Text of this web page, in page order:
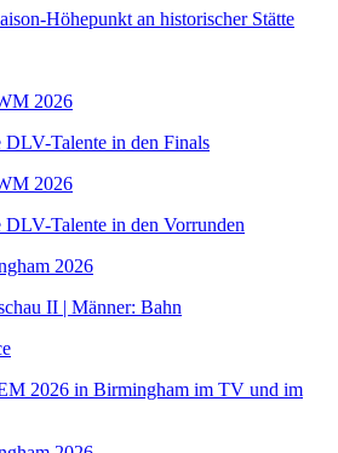
Höhepunkt an historischer Stätte
2026
DLV-Talente in den Finals
2026
DLV-Talente in den Vorrunden
2026
II | Männer: Bahn
2026 in Birmingham im TV und im